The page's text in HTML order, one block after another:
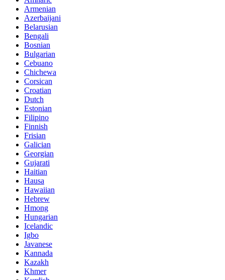
Armenian
Azerbaijani
Belarusian
Bengali
Bosnian
Bulgarian
Cebuano
Chichewa
Corsican
Croatian
Dutch
Estonian
Filipino
Finnish
Frisian
Galician
Georgian
Gujarati
Haitian
Hausa
Hawaiian
Hebrew
Hmong
Hungarian
Icelandic
Igbo
Javanese
Kannada
Kazakh
Khmer